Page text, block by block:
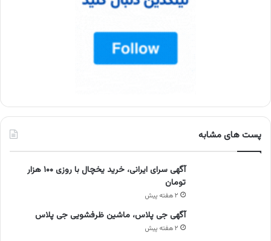
پست های مشابه
آگهی سرای ایرانی، خرید یخچال با روزی ۱۰۰ هزار
تومان
۲ هفته پیش
آگهی جی پلاس، ماشین ظرفشویی جی پلاس
۲ هفته پیش